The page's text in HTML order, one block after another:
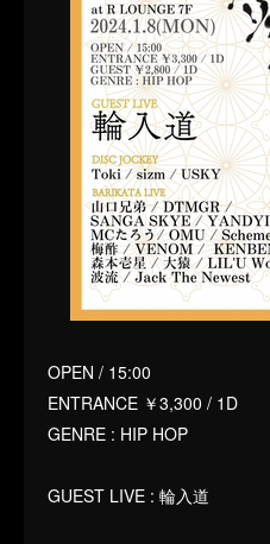
OPEN / 15:00
ENTRANCE ￥3,300 / 1D
GENRE : HIP HOP
GUEST LIVE : 輪入道